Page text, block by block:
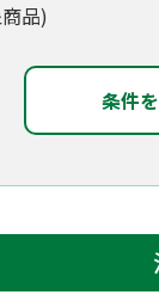
品)
条件